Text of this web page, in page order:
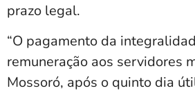
prazo legal.
“O pagamento da
remuneração aos servidores
Mossoró, após o quinto dia